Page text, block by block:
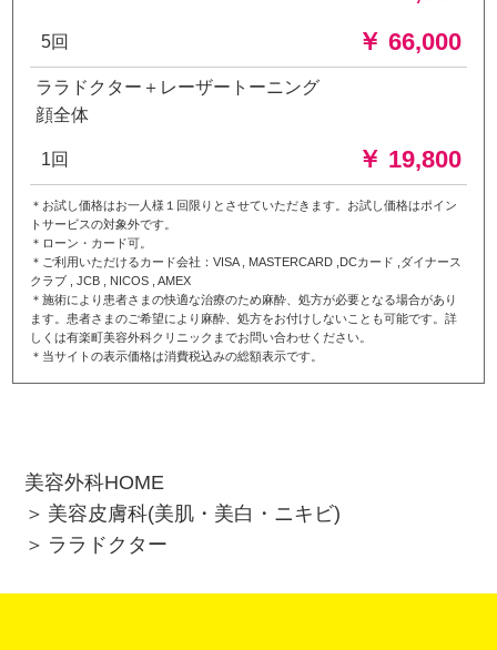
5回 ￥ 66,000
ララドクター＋レーザートーニング
顔全体
1回 ￥ 19,800
＊お試し価格はお一人様１回限りとさせていただきます。お試し価格はポイン
トサービスの対象外です。
＊ローン・カード可。
＊ご利用いただけるカード会社：VISA , MASTERCARD ,DCカード ,ダイナース
クラブ , JCB , NICOS , AMEX
＊施術により患者さまの快適な治療のため麻酔、処方が必要となる場合があり
ます。患者さまのご希望により麻酔、処方をお付けしないことも可能です。詳
しくは有楽町美容外科クリニックまでお問い合わせください。
＊当サイトの表示価格は消費税込みの総額表示です。
美容外科HOME
美容皮膚科(美肌・美白・ニキビ)
ララドクター